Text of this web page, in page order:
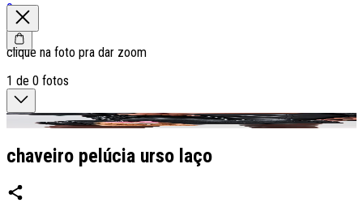
0
clique na foto pra dar zoom
1 de 0 fotos
chaveiro pelúcia urso laço